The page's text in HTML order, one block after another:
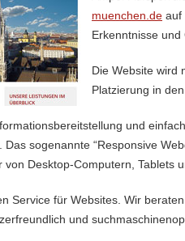
muenchen.de auf
Erkenntnisse und
Die Website wird
Platzierung in
und
sogenannte “Responsive
Desktop-Computern, Tablets
Service für Websites. Wir
und